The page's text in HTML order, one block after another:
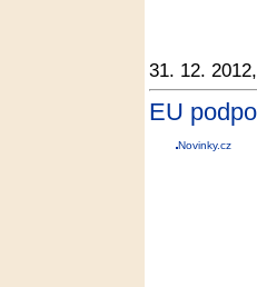
31. 12.
EU
Novinky.cz